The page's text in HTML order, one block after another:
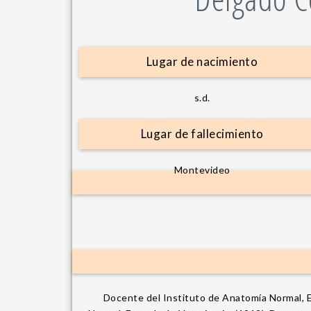
Lugar de nacimiento
s.d.
Lugar de fallecimiento
Montevideo
Docente del Instituto de Anatomía Normal,